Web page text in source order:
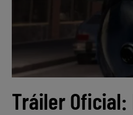
Tráiler Oficial: